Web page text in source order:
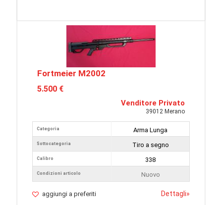
Fortmeier M2002
5.500 €
Venditore Privato
39012 Merano
Categoria
Sottocategoria
Calibro
Condizioni articolo
Arma Lunga
Tiro a segno
338
Nuovo
aggiungi a preferiti Dettagli»